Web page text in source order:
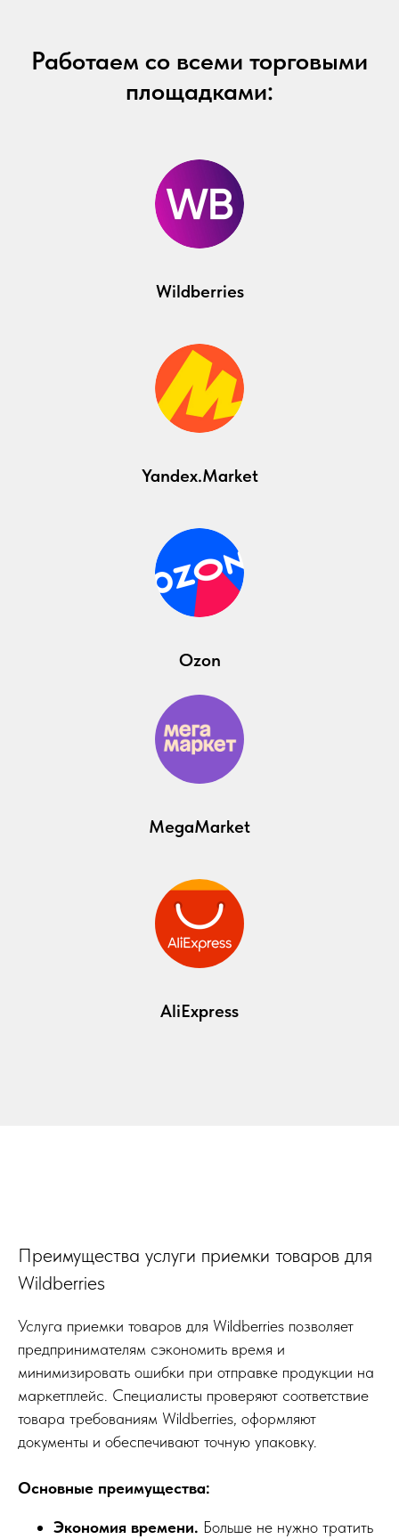
Работаем со всеми торговыми
площадками:
Wildberries
Yandex.Market
Ozon
MegaMarket
AliExpress
Преимущества услуги приемки товаров для
Wildberries
Услуга приемки товаров для Wildberries позволяет
предпринимателям сэкономить время и
минимизировать ошибки при отправке продукции на
маркетплейс. Специалисты проверяют соответствие
товара требованиям Wildberries, оформляют
документы и обеспечивают точную упаковку.
Основные преимущества:
Экономия времени. Больше не нужно тратить